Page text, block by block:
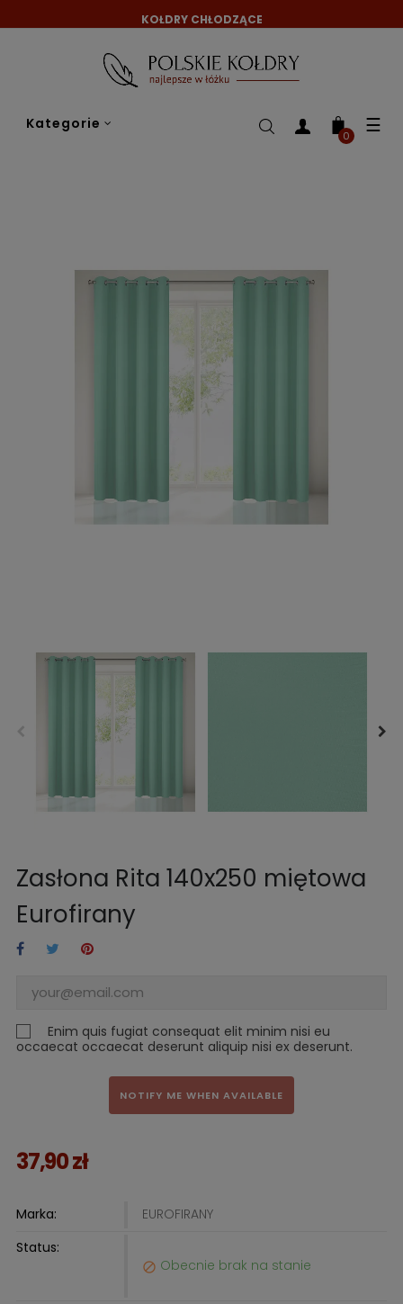
KOŁDRY CHŁODZĄCE
Kategorie ☰
0
Zasłona Rita 140x250 miętowa
Eurofirany
Enim quis fugiat consequat elit minim nisi eu
occaecat occaecat deserunt aliquip nisi ex deserunt.
NOTIFY ME WHEN AVAILABLE
37,90 zł
Marka:
EUROFIRANY
Status:
 Obecnie brak na stanie